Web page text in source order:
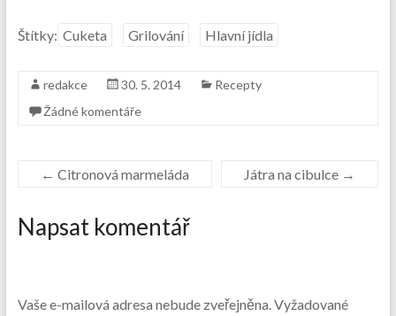
Štítky: Cuketa Grilování Hlavní jídla
redakce 30. 5. 2014
Recepty
Žádné komentáře
← Citronová marmeláda Játra na cibulce →
Napsat komentář
Vaše e-mailová adresa nebude zveřejněna.Vyžadované